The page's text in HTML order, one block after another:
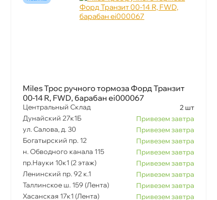
Miles Трос ручного тормоза Форд Транзит
00-14 R, FWD, барабан ei000067
Центральный Склад
2 шт
Дунайский 27к1Б
Привезем завтра
ул. Салова, д. 30
Привезем завтра
Богатырский пр. 12
Привезем завтра
н. Обводного канала 115
Привезем завтра
пр.Науки 10к1 (2 этаж)
Привезем завтра
Ленинский пр. 92 к.1
Привезем завтра
Таллинское ш. 159 (Лента)
Привезем завтра
Хасанская 17к1 (Лента)
Привезем завтра